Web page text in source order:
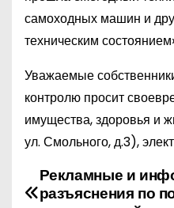
самоходных машин и
техническим
Уважаемые
контролю просит
имущества, здоровья и
ул. Смольного, д.3),
НРекламные и
разъяснения по